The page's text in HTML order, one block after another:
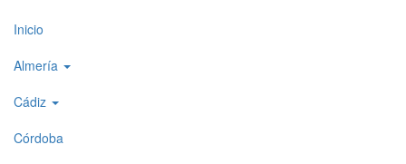
Top
level
1
Inicio
Almería
Cádiz
Córdoba